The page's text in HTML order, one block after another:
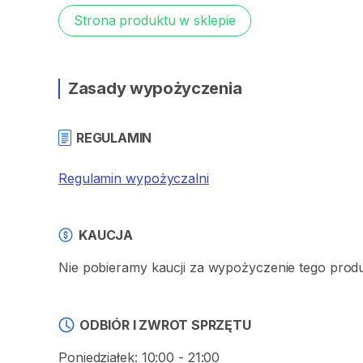
Strona produktu w sklepie
Zasady wypożyczenia
REGULAMIN
Regulamin wypożyczalni
KAUCJA
Nie pobieramy kaucji za wypożyczenie tego
ODBIÓR I ZWROT SPRZĘTU
Poniedziałek: 10:00 - 21:00